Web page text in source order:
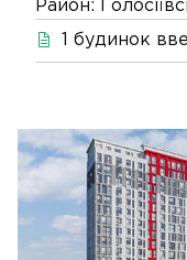
Район:
будинок